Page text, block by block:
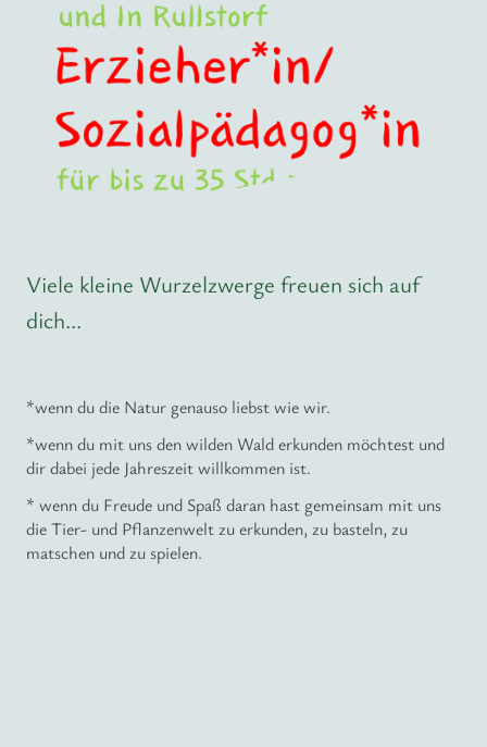
Viele kleine Wurzelzwerge freuen sich auf
dich...
*wenn du die Natur genauso liebst wie wir.
*wenn du mit uns den wilden Wald erkunden möchtest und
dir dabei jede Jahreszeit willkommen ist.
* wenn du Freude und Spaß daran hast gemeinsam mit uns
die Tier- und Pflanzenwelt zu erkunden, zu basteln, zu
matschen und zu spielen.